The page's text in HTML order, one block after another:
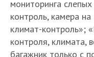
мониторинга
контроль, камера
климат-контроль»;
контроля, климата,
багажник только с